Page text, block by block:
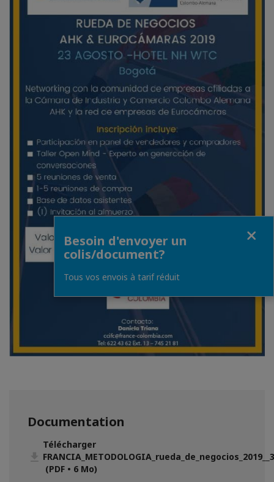
Documentation
Télécharger
(PDF • 6 Mo)
Besoin d'envoyer un
colis/document?
Tous vos envois à tarif réduit